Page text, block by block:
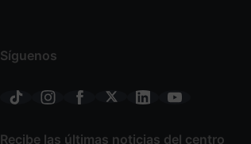
Síguenos
Recibe las últimas noticias del centro